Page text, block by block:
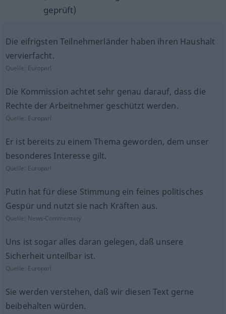
geprüft)
Die eifrigsten Teilnehmerländer haben ihren Haushalt
vervierfacht.
Quelle: Europarl
Die Kommission achtet sehr genau darauf, dass die
Rechte der Arbeitnehmer geschützt werden.
Quelle: Europarl
Er ist bereits zu einem Thema geworden, dem unser
besonderes Interesse gilt.
Quelle: Europarl
Putin hat für diese Stimmung ein feines politisches
Gespür und nutzt sie nach Kräften aus.
Quelle: News-Commentary
Uns ist sogar alles daran gelegen, daß unsere
Sicherheit unteilbar ist.
Quelle: Europarl
Sie werden verstehen, daß wir diesen Text gerne
beibehalten würden.